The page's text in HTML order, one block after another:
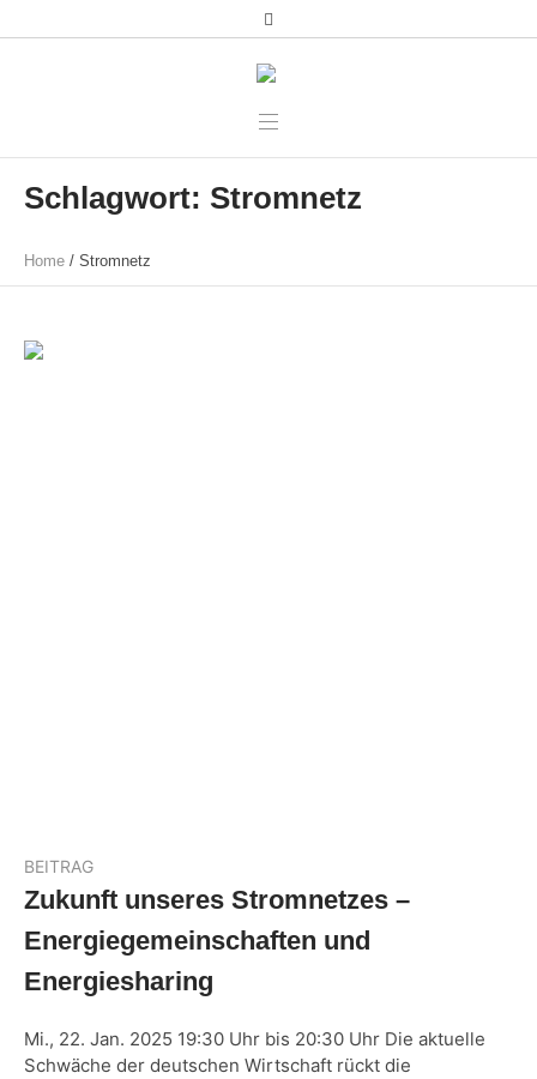
Schlagwort: Stromnetz
Home / Stromnetz
BEITRAG
Zukunft unseres Stromnetzes –
Energiegemeinschaften und
Energiesharing
Mi., 22. Jan. 2025 19:30 Uhr bis 20:30 Uhr Die aktuelle
Schwäche der deutschen Wirtschaft rückt die